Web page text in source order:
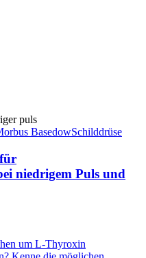
BasedowSchilddrüse
niedrigem Puls und
um L-Thyroxin